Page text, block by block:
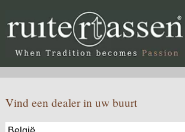
Vind een dealer in uw buurt